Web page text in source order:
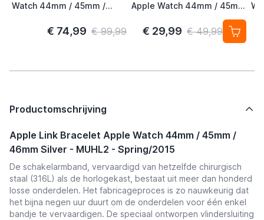
Watch 44mm / 45mm /
Titanium€ 74,99 € 99,99
Apple Watch 44mm / 45mm
/ 46mm / 49mm Smokey
Mauve / Particle Beige
€ 29,99 € 49,99
Productomschrijving
Apple Link Bracelet Apple Watch 44mm / 45mm /
46mm Silver - MUHL2 - Spring/2015
De schakelarmband, vervaardigd van hetzelfde chirurgisch
staal (316L) als de horlogekast, bestaat uit meer dan honderd
losse onderdelen. Het fabricageproces is zo nauwkeurig dat
het bijna negen uur duurt om de onderdelen voor één enkel
bandje te vervaardigen. De speciaal ontworpen vlindersluiting